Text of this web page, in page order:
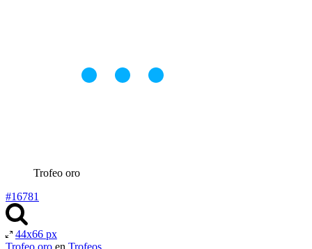
Trofeo oro
#16781
44x66 px
Trofeo oro en Trofeos